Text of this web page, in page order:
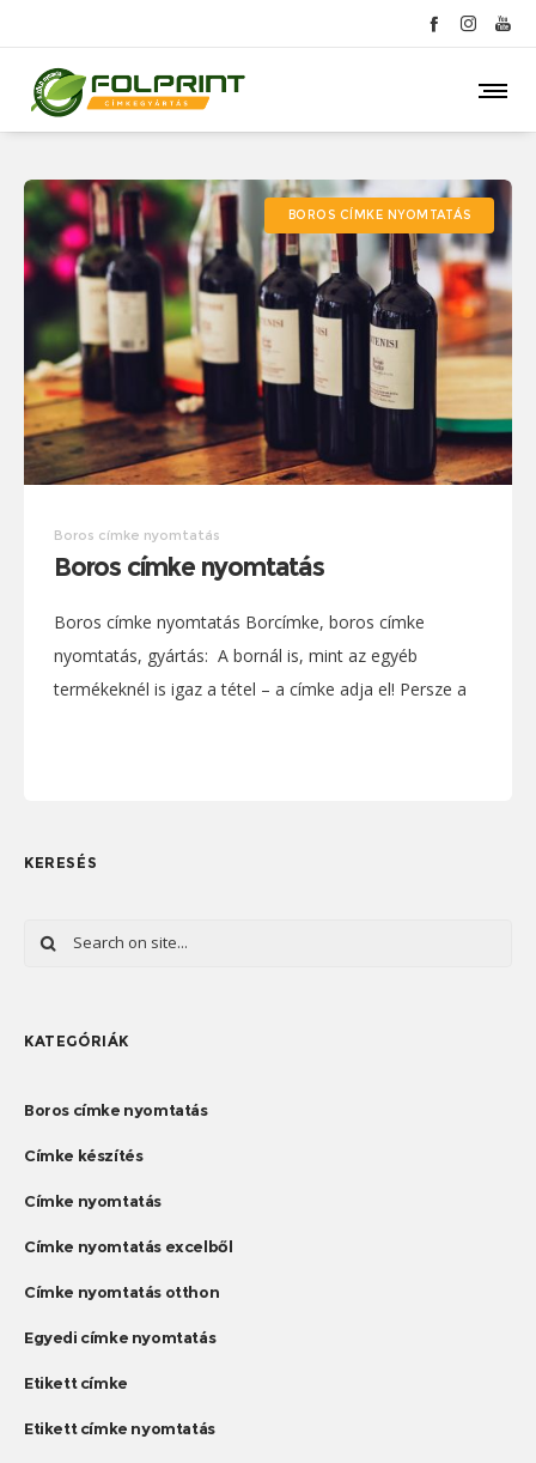
BOROS CÍMKE NYOMTATÁS
Boros címke nyomtatás
Boros címke nyomtatás
Boros címke nyomtatás Borcímke, boros címke
nyomtatás, gyártás: A bornál is, mint az egyéb
termékeknél is igaz a tétel – a címke adja el! Persze a
KERESÉS
KATEGÓRIÁK
Boros címke nyomtatás
Címke készítés
Címke nyomtatás
Címke nyomtatás excelből
Címke nyomtatás otthon
Egyedi címke nyomtatás
Etikett címke
Etikett címke nyomtatás